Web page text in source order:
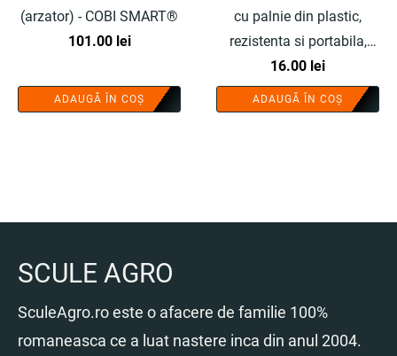
(arzator) - COBI SMART®
101.00 lei
ADAUGĂ ÎN COȘ
cu palnie din plastic,
rezistenta si portabila,
ideala pentru transport si
alimentare rapida - COBI
SMART®
16.00 lei
ADAUGĂ ÎN COȘ
SCULE AGRO
SculeAgro.ro este o afacere de familie 100%
romaneasca ce a luat nastere inca din anul 2004.